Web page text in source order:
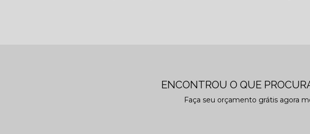
ENCONTROU O QUE
Faça seu orçamento grátis agora